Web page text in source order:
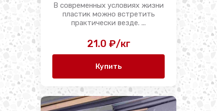
В современных условиях жизни
пластик можно встретить
практически везде. ...
21.0 ₽/кг
Купить